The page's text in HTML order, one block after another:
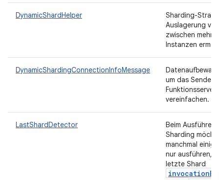
DynamicShardHelper
Sharding-
Auslagerung
zwischen
Instanzen
DynamicShardingConnectionInfoMessage
um das Senden
Funktionsserver
vereinfachen.
LastShardDetector
Beim Ausführen
Sharding
manchmal
nur ausführen,
letzte Shard